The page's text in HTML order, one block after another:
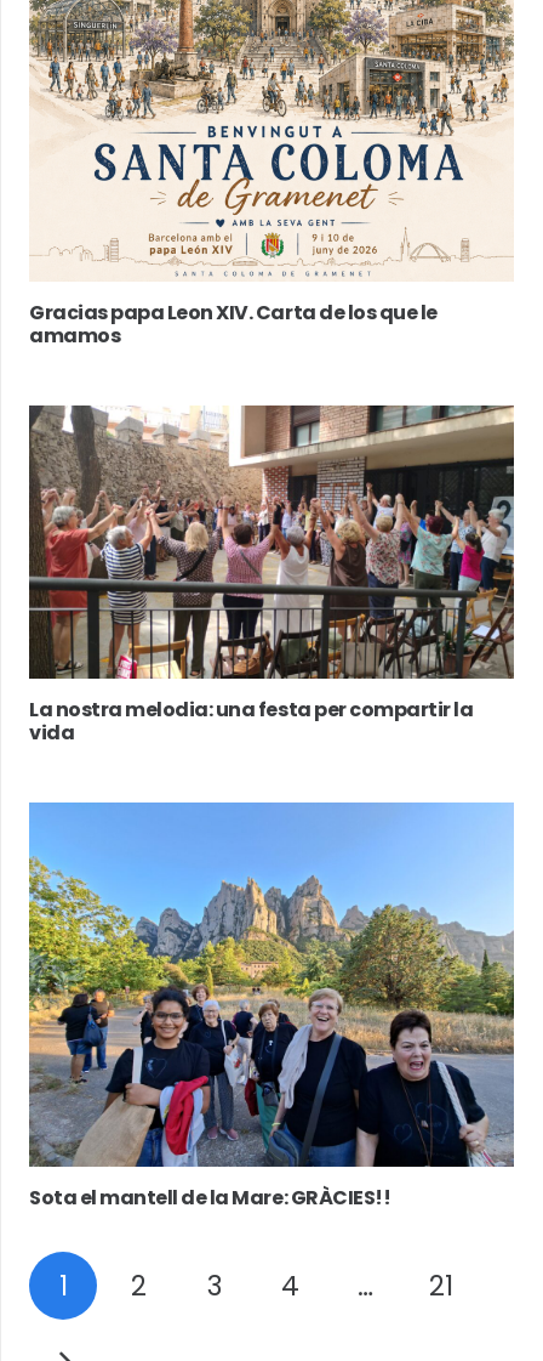
Gracias papa Leon XIV. Carta de los que le
amamos
La nostra melodia: una festa per compartir la
vida
Sota el mantell de la Mare: GRÀCIES!!
1 2 3 4 … 21